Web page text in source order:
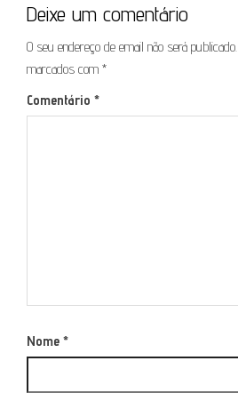
Deixe um comentário
O seu endereço de email não será publicado.
marcados com *
Comentário *
Nome *